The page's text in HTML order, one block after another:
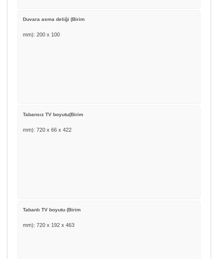
Duvara asma deliği (Birim
mm): 200 x 100
Tabansız TV boyutu(Birim
mm): 720 x 66 x 422
Tabanlı TV boyutu (Birim
mm): 720 x 192 x 463